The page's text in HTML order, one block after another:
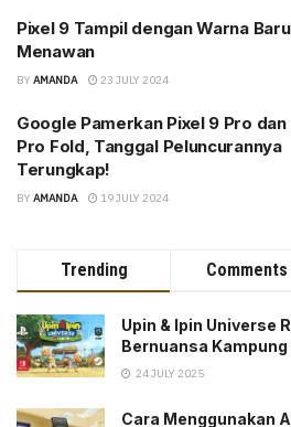
Pixel 9 Tampil dengan Warna
Menawan
BY AMANDA 23 JULY 2024
Google Pamerkan Pixel 9 Pro dan
Pro Fold, Tanggal Peluncurannya
Terungkap!
BY AMANDA 19 JULY 2024
Trending Comments
Upin & Ipin Universe
Bernuansa Kampung
24 JULY 2025
Cara Menggunakan